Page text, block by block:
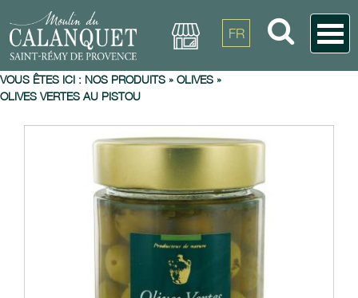
FR
VOUS ÊTES ICI : NOS PRODUITS » OLIVES »
OLIVES VERTES AU PISTOU